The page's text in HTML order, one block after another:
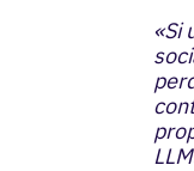
«Si